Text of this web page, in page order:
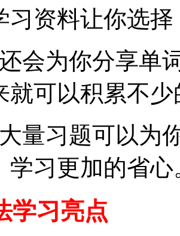
习资料让你选
会为你分享单
就可以积累不
量习题可以为
学习更加的省心
学习亮点